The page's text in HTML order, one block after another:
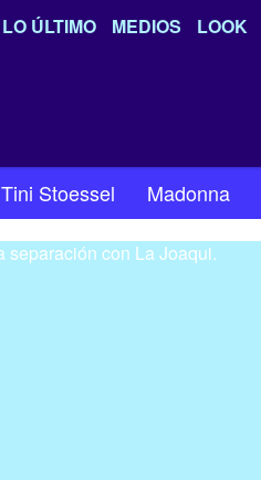
LO ÚLTIMO MEDIOS LOOK
Tini Stoessel Madonna